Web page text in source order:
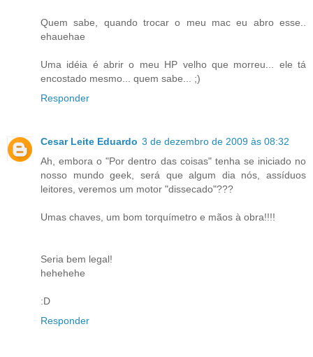
Quem sabe, quando trocar o meu mac eu abro esse..
ehauehae
Uma idéia é abrir o meu HP velho que morreu... ele tá
encostado mesmo... quem sabe... ;)
Responder
Cesar Leite Eduardo 3 de dezembro de 2009 às 08:32
Ah, embora o "Por dentro das coisas" tenha se iniciado no
nosso mundo geek, será que algum dia nós, assíduos
leitores, veremos um motor "dissecado"???
Umas chaves, um bom torquímetro e mãos à obra!!!!
Seria bem legal!
hehehehe
:D
Responder